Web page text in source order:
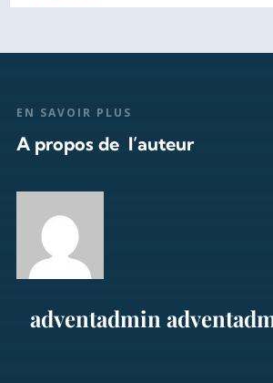
EN SAVOIR PLUS
A propos de l’auteur
adventadmin